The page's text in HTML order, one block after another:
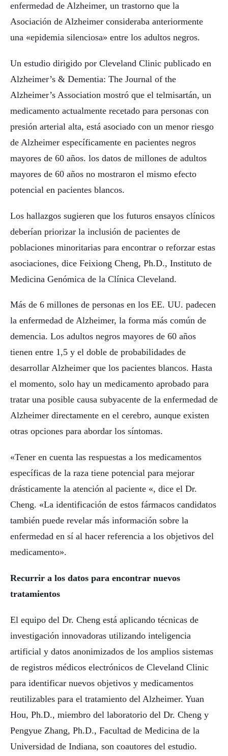
enfermedad de Alzheimer, un trastorno que la
Asociación de Alzheimer consideraba anteriormente
una «epidemia silenciosa» entre los adultos negros.
Un estudio dirigido por Cleveland Clinic publicado en
Alzheimer’s & Dementia: The Journal of the
Alzheimer’s Association mostró que el telmisartán, un
medicamento actualmente recetado para personas con
presión arterial alta, está asociado con un menor riesgo
de Alzheimer específicamente en pacientes negros
mayores de 60 años. los datos de millones de adultos
mayores de 60 años no mostraron el mismo efecto
potencial en pacientes blancos.
Los hallazgos sugieren que los futuros ensayos clínicos
deberían priorizar la inclusión de pacientes de
poblaciones minoritarias para encontrar o reforzar estas
asociaciones, dice Feixiong Cheng, Ph.D., Instituto de
Medicina Genómica de la Clínica Cleveland.
Más de 6 millones de personas en los EE. UU. padecen
la enfermedad de Alzheimer, la forma más común de
demencia. Los adultos negros mayores de 60 años
tienen entre 1,5 y el doble de probabilidades de
desarrollar Alzheimer que los pacientes blancos. Hasta
el momento, solo hay un medicamento aprobado para
tratar una posible causa subyacente de la enfermedad de
Alzheimer directamente en el cerebro, aunque existen
otras opciones para abordar los síntomas.
«Tener en cuenta las respuestas a los medicamentos
específicas de la raza tiene potencial para mejorar
drásticamente la atención al paciente «, dice el Dr.
Cheng. «La identificación de estos fármacos candidatos
también puede revelar más información sobre la
enfermedad en sí al hacer referencia a los objetivos del
medicamento».
Recurrir a los datos para encontrar nuevos
tratamientos
El equipo del Dr. Cheng está aplicando técnicas de
investigación innovadoras utilizando inteligencia
artificial y datos anonimizados de los amplios sistemas
de registros médicos electrónicos de Cleveland Clinic
para identificar nuevos objetivos y medicamentos
reutilizables para el tratamiento del Alzheimer. Yuan
Hou, Ph.D., miembro del laboratorio del Dr. Cheng y
Pengyue Zhang, Ph.D., Facultad de Medicina de la
Universidad de Indiana, son coautores del estudio.